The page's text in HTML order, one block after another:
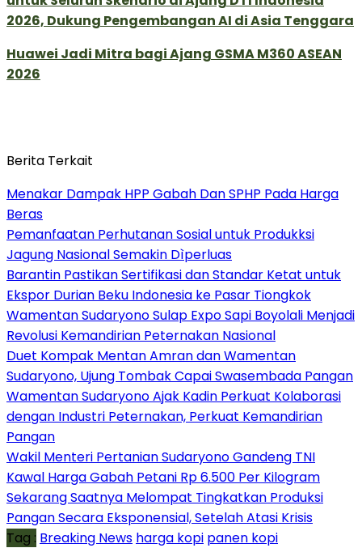
2026, Dukung Pengembangan AI di Asia Tenggara
Huawei Jadi Mitra bagi Ajang GSMA M360 ASEAN
2026
Berita Terkait
Menakar Dampak HPP Gabah Dan SPHP Pada Harga
Beras
Pemanfaatan Perhutanan Sosial untuk Produkksi
Jagung Nasional Semakin Dìperluas
Barantin Pastikan Sertifikasi dan Standar Ketat untuk
Ekspor Durian Beku Indonesia ke Pasar Tiongkok
Wamentan Sudaryono Sulap Expo Sapi Boyolali Menjadi
Revolusi Kemandirian Peternakan Nasional
Duet Kompak Mentan Amran dan Wamentan
Sudaryono, Ujung Tombak Capai Swasembada Pangan
Wamentan Sudaryono Ajak Kadin Perkuat Kolaborasi
dengan Industri Peternakan, Perkuat Kemandirian
Pangan
Wakil Menteri Pertanian Sudaryono Gandeng TNI
Kawal Harga Gabah Petani Rp 6.500 Per Kilogram
Sekarang Saatnya Melompat Tingkatkan Produksi
Pangan Secara Eksponensial, Setelah Atasi Krisis
Tag : Breaking News harga kopi panen kopi